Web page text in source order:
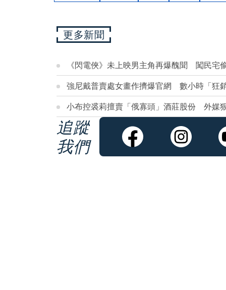
更多新聞
《閃電俠》未上映男主角再爆醜聞 闖民宅
強尼戴普賣處女畫作擠爆官網 數小時「狂
小布控裘莉擅賣「俄寡頭」酒莊股份 外媒
追蹤
我們